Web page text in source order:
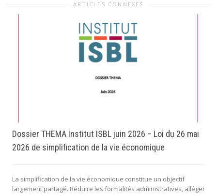
ARTICLES CONNEXES
Dossier THEMA Institut ISBL juin 2026 – Loi du 26 mai
2026 de simplification de la vie économique
La simplification de la vie économique constitue un objectif
largement partagé. Réduire les formalités administratives, alléger